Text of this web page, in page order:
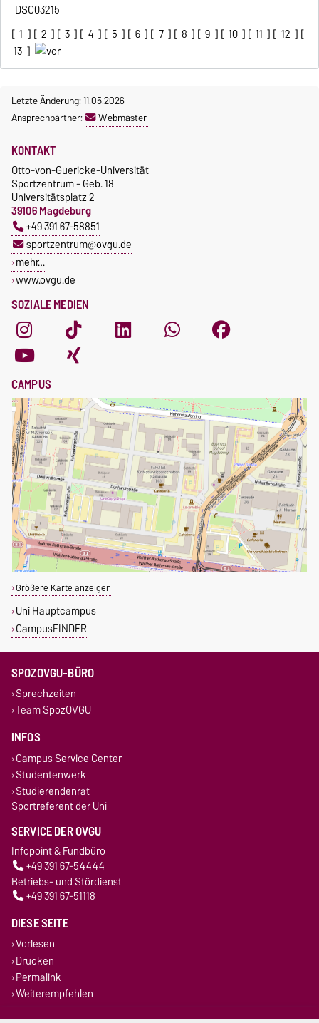
DSC03215
[ 1 ] [ 2 ] [ 3 ] [ 4 ] [ 5 ] [ 6 ] [ 7 ] [ 8 ] [ 9 ] [ 10 ] [ 11 ] [ 12 ] [
13 ]
Letzte Änderung: 11.05.2026
Ansprechpartner:
Webmaster
SOZIALE MEDIEN
KONTAKT
Otto-von-Guericke-Universität
Sportzentrum - Geb. 18
Universitätsplatz 2
39106 Magdeburg
+49 391 67-58851
sportzentrum@ovgu.de
mehr…
www.ovgu.de
CAMPUS
Größere Karte anzeigen
Uni Hauptcampus
CampusFINDER
SPOZOVGU-BÜRO
Sprechzeiten
Team SpozOVGU
INFOS
Campus Service Center
Studentenwerk
Studierendenrat
Sportreferent der Uni
SERVICE DER OVGU
Infopoint & Fundbüro
+49 391 67-54444
Betriebs- und Stördienst
+49 391 67-51118
DIESE SEITE
Vorlesen
Drucken
Permalink
Weiterempfehlen